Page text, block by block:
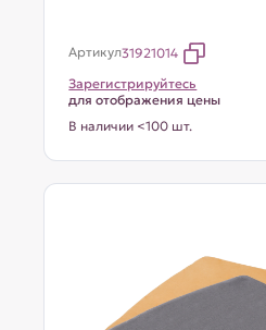
Артикул31921014
Зарегистрируйтесь
для отображения цены
В наличии <100 шт.